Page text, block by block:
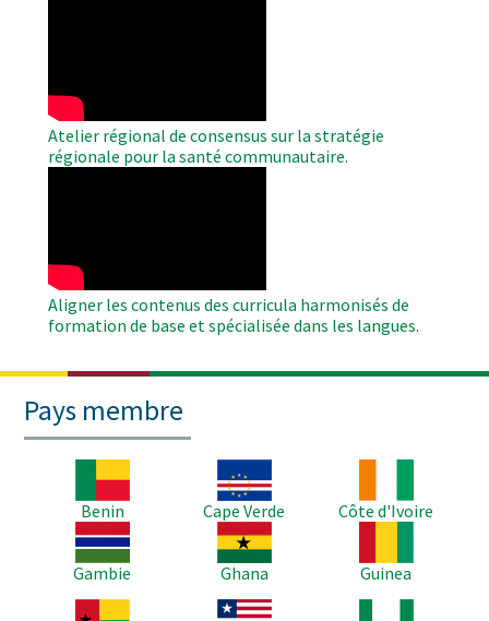
Atelier régional de consensus sur la stratégie
régionale pour la santé communautaire.
Aligner les contenus des curricula harmonisés de
formation de base et spécialisée dans les langues.
Pays membre
Benin
Image
Cape Verde
Côte d'Ivoire
Image
Gambie
Image
Ghana
Guinea
Image
Image